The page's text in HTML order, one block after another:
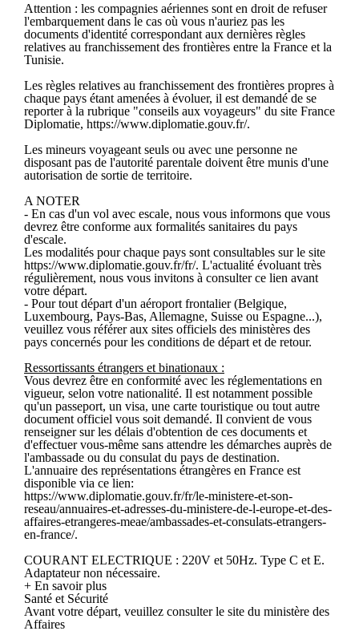
Attention : les compagnies aériennes sont en droit de refuser
l'embarquement dans le cas où vous n'auriez pas les
documents d'identité correspondant aux dernières règles
relatives au franchissement des frontières entre la France et la
Tunisie.
Les règles relatives au franchissement des frontières propres à
chaque pays étant amenées à évoluer, il est demandé de se
reporter à la rubrique "conseils aux voyageurs" du site France
Diplomatie, https://www.diplomatie.gouv.fr/.
Les mineurs voyageant seuls ou avec une personne ne
disposant pas de l'autorité parentale doivent être munis d'une
autorisation de sortie de territoire.
A NOTER
- En cas d'un vol avec escale, nous vous informons que vous
devrez être conforme aux formalités sanitaires du pays
d'escale.
Les modalités pour chaque pays sont consultables sur le site
https://www.diplomatie.gouv.fr/fr/. L'actualité évoluant très
régulièrement, nous vous invitons à consulter ce lien avant
votre départ.
- Pour tout départ d'un aéroport frontalier (Belgique,
Luxembourg, Pays-Bas, Allemagne, Suisse ou Espagne...),
veuillez vous référer aux sites officiels des ministères des
pays concernés pour les conditions de départ et de retour.
Ressortissants étrangers et binationaux :
Vous devrez être en conformité avec les réglementations en
vigueur, selon votre nationalité. Il est notamment possible
qu'un passeport, un visa, une carte touristique ou tout autre
document officiel vous soit demandé. Il convient de vous
renseigner sur les délais d'obtention de ces documents et
d'effectuer vous-même sans attendre les démarches auprès de
l'ambassade ou du consulat du pays de destination.
L'annuaire des représentations étrangères en France est
disponible via ce lien:
https://www.diplomatie.gouv.fr/fr/le-ministere-et-son-
reseau/annuaires-et-adresses-du-ministere-de-l-europe-et-des-
affaires-etrangeres-meae/ambassades-et-consulats-etrangers-
en-france/.
COURANT ELECTRIQUE : 220V et 50Hz. Type C et E.
Adaptateur non nécessaire.
+ En savoir plus
Santé et Sécurité
Avant votre départ, veuillez consulter le site du ministère des
Affaires